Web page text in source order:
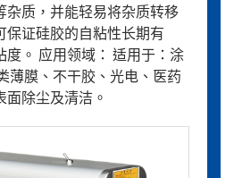
杂质，并能轻易将杂质转移
保证硅胶的自粘性长期有
度。 应用领域： 适用于：涂
薄膜、不干胶、光电、医药
除尘及清洁。